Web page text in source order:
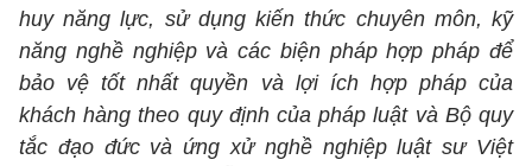
huy năng lực, sử dụng kiến thức chuyên môn, kỹ
năng nghề nghiệp và các biện pháp hợp pháp để
bảo vệ tốt nhất quyền và lợi ích hợp pháp của
khách hàng theo quy định của pháp luật và Bộ quy
tắc đạo đức và ứng xử nghề nghiệp luật sư Việt